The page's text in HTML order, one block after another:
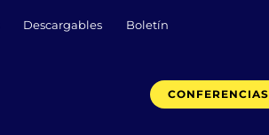
Descargables Boletín
CONFERENCIAS